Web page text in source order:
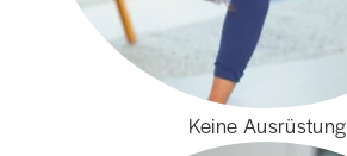
Keine Ausrüstung